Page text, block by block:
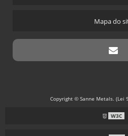
Mapa do
Copyright © Sanne Metals. (Lei
W3C